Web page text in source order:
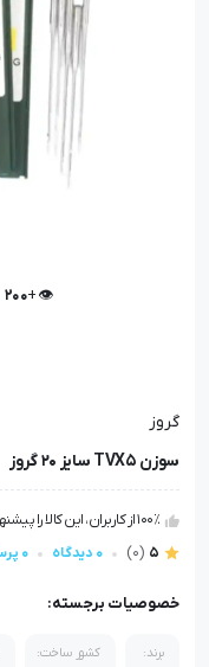
👁️ +
200
گروز
سوزن TVX5 سایز 20 گروز
100٪ از کاربران، این کالا را پیشنهاد کرده اند.
5
(0) 0 دیدگاه 0 پرسش
خصوصیات برجسته:
برند: کشور ساخت: